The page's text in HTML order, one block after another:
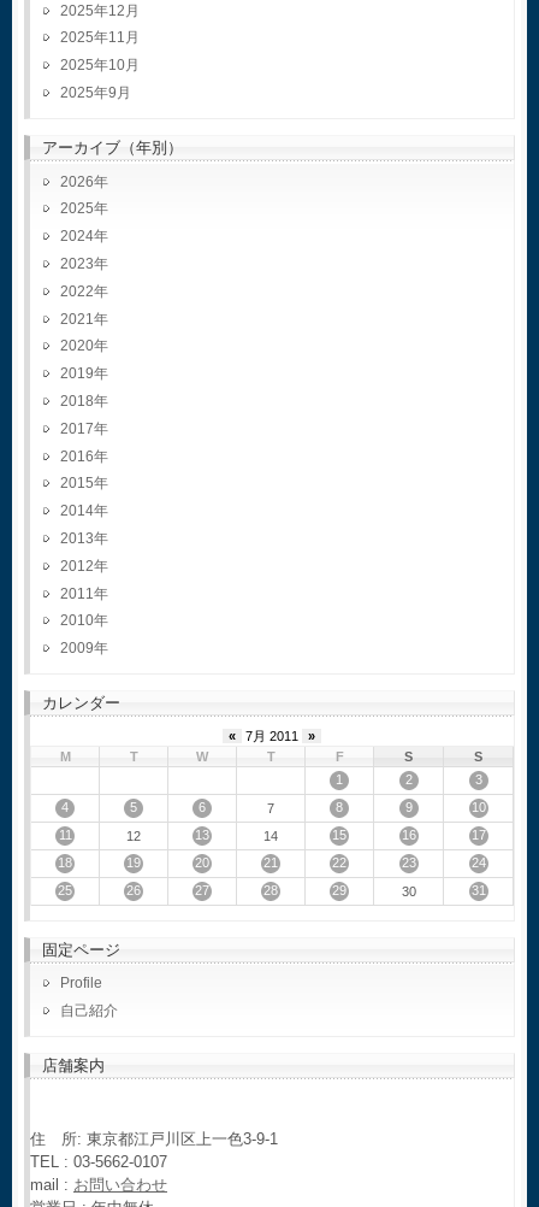
2025年12月
2025年11月
2025年10月
2025年9月
アーカイブ（年別）
2026
2025
2024
2023
2022
2021
2020
2019
2018
2017
2016
2015
2014
2013
2012
2011
2010
2009
カレンダー
« 7月 2011
»
M
T W T F S
S
1
2
3
4
5 6 7 8 9
10
11
12 13 14 15 16
17
18
19 20 21 22 23
24
25
26 27 28 29 30 31
固定ページ
Profile
自己紹介
店舗案内
住 所: 東京都江戸川区上一色3-9-1
TEL : 03-5662-0107
mail : お問い合わせ